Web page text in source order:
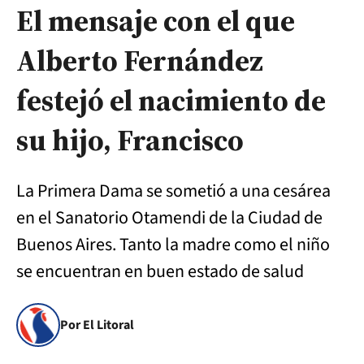
El mensaje con el que
Alberto Fernández
festejó el nacimiento de
su hijo, Francisco
La Primera Dama se sometió a una cesárea
en el Sanatorio Otamendi de la Ciudad de
Buenos Aires. Tanto la madre como el niño
se encuentran en buen estado de salud
Por El Litoral